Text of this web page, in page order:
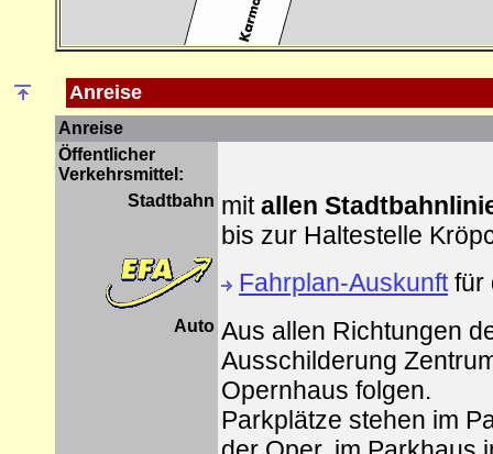
Anreise
Anreise
Öffentlicher
Verkehrsmittel:
Stadtbahn mitallen
bis zur Haltestelle
Fahrplan-Auskunftfür
Auto Aus allen Richtungen
Ausschilderung
Opernhaus folgen.
Parkplätze stehen im